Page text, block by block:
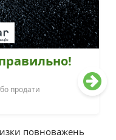
продати
повноважень